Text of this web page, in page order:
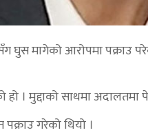
मागेको आरोपमा पक्राउ
। मुद्दाको साथमा
गरेको थियो ।